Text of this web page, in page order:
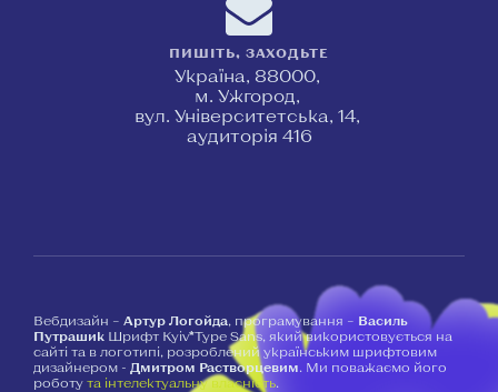
ПИШІТЬ, ЗАХОДЬТЕ
Україна, 88000,
м. Ужгород,
вул. Університетська, 14,
аудиторія 416
Вебдизайн – Артур Логойда, програмування – Василь
Путрашик Шрифт Kyiv*Type Sans, який використовується на
сайті та в логотипі, розроблений українським шрифтовим
дизайнером - Дмитром Растворцевим. Ми поважаємо його
роботу та інтелектуальну власність.